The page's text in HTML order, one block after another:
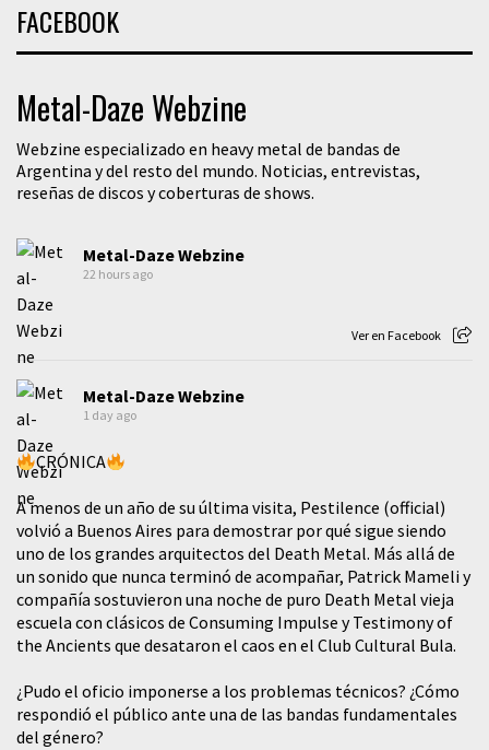
FACEBOOK
Metal-Daze Webzine
Webzine especializado en heavy metal de bandas de
Argentina y del resto del mundo. Noticias, entrevistas,
reseñas de discos y coberturas de shows.
Metal-Daze Webzine
22 hours ago
Ver en Facebook
Metal-Daze Webzine
1 day ago
CRÓNICA
A menos de un año de su última visita, Pestilence (official)
volvió a Buenos Aires para demostrar por qué sigue siendo
uno de los grandes arquitectos del Death Metal. Más allá de
un sonido que nunca terminó de acompañar, Patrick Mameli y
compañía sostuvieron una noche de puro Death Metal vieja
escuela con clásicos de Consuming Impulse y Testimony of
the Ancients que desataron el caos en el Club Cultural Bula.
¿Pudo el oficio imponerse a los problemas técnicos? ¿Cómo
respondió el público ante una de las bandas fundamentales
del género?